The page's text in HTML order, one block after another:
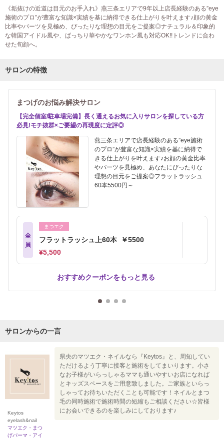
《垢抜けの近道は目元のお手入れ》燕三条エリアで9年以上店長経験のある”eye
施術のプロ”が豊富な知識×実績を基に納得できる仕上がりを叶えます♪顔の黄金
比率やパーツを見極め、ぴったりな理想の目元をご提案◎ナチュラル＆印象的
な韓国アイドル風や、ぱっちり華やかなワンホン風も対応OK!!トレンドに合わ
せた旬顔へ。
サロンの特徴
まつげのお悩み解決サロン
【完全個室/駐車場完備】長く通えるお気に入りサロンを探している方
必見!モチ抜群×ご要望の再現度に定評◎
燕三条エリアで店長経験のある”eye施術
のプロ”が豊富な知識×実績を基に納得で
きる仕上がりを叶えます♪お顔の黄金比率
やパーツを見極め、あなたにぴったりな
理想の目元をご提案◎フラットラッシュ
60本5500円～
全
員
まつエク
フラットラッシュ上60本 ￥5500
¥5,500
おすすめクーポンをもっと見る
サロンからの一言
Keytos
eyelash&nail
マツエク・まつ
げパーマ・アイ
県央のマツエク・ネイルなら『Keytos』と、周知してい
ただけるよう丁寧に接客と施術をしてまいります。小さ
なお子様がいらっしゃるママも通いやすいお店になれば
とキッズスペースをご用意致しました。ご家族といらっ
しゃってお待ちいただくことも可能です！ネイルとまつ
毛の同時施術で施術時間の短縮もご相談ください☆皆様
にお会いできるのを楽しみにしております♪